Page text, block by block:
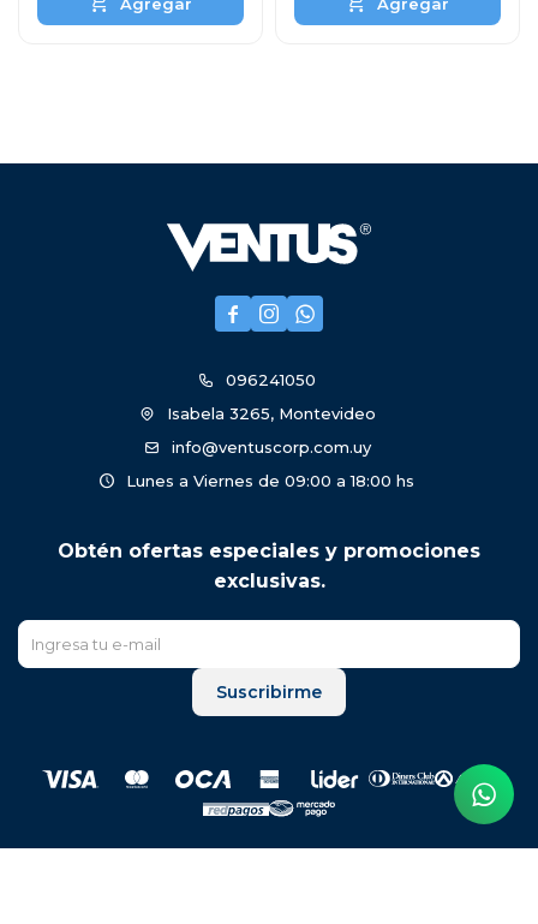
  
096241050
Isabela 3265, Montevideo
info@ventuscorp.com.uy
Lunes a Viernes de 09:00 a 18:00 hs
Obtén ofertas especiales y promociones
exclusivas.
Suscribirme